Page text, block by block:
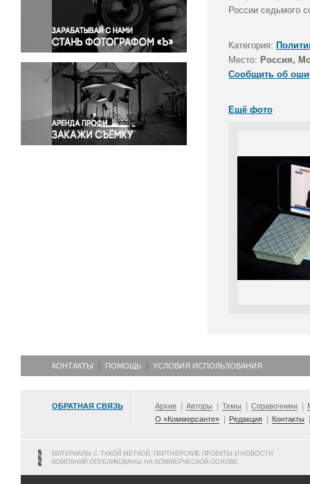
Правосудие
Происшествия и конфликты
Религия
Светская жизнь
Спорт
Экология
Экономика и бизнес
России седьмого
Категория:
Место: Россия,
Сообщить об
Ещё фото
КОНТАКТЫ ПОМОЩЬ УСЛОВИЯ ИСПОЛЬЗОВАНИЯ
ОБРАТНАЯ СВЯЗЬ Архив Авторы Темы Справочники
О «Коммерсанте»
Редакция Контакты
МАТЕРИАЛЫ С ТАКОЙ МЕТКОЙ, ПАРТНЕРСКИЕ ПРОЕКТЫ И НОВОСТИ
КОМПАНИЙ ОПУБЛИКОВАНЫ НА КОММЕРЧЕСКОЙ ОСНОВЕ